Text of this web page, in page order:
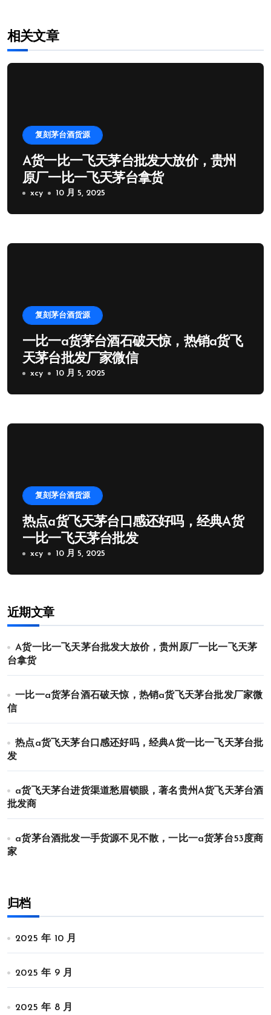
相关文章
复刻茅台酒货源
A货一比一飞天茅台批发大放价，贵州
原厂一比一飞天茅台拿货
xcy 10 月 5, 2025
复刻茅台酒货源
一比一a货茅台酒石破天惊，热销a货飞
天茅台批发厂家微信
xcy 10 月 5, 2025
复刻茅台酒货源
热点a货飞天茅台口感还好吗，经典A货
一比一飞天茅台批发
xcy 10 月 5, 2025
近期文章
A货一比一飞天茅台批发大放价，贵州原厂一比一飞天茅
台拿货
一比一a货茅台酒石破天惊，热销a货飞天茅台批发厂家微
信
热点a货飞天茅台口感还好吗，经典A货一比一飞天茅台批
发
a货飞天茅台进货渠道愁眉锁眼，著名贵州A货飞天茅台酒
批发商
a货茅台酒批发一手货源不见不散，一比一a货茅台53度商
家
归档
2025 年 10 月
2025 年 9 月
2025 年 8 月